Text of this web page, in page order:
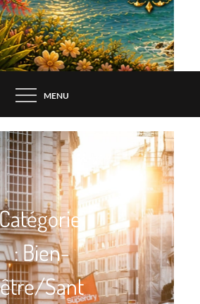
MENU
:Bien-
être/Sant